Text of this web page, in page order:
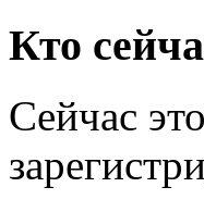
Кто
Сейчас